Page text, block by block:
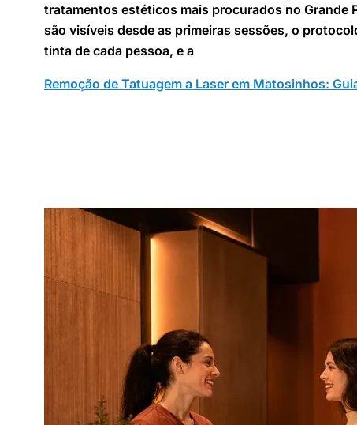
tratamentos estéticos mais procurados no
são visíveis desde as primeiras sessões, o
tinta de cada pessoa, e a
Remoção de Tatuagem a Laser em Matosinhos: